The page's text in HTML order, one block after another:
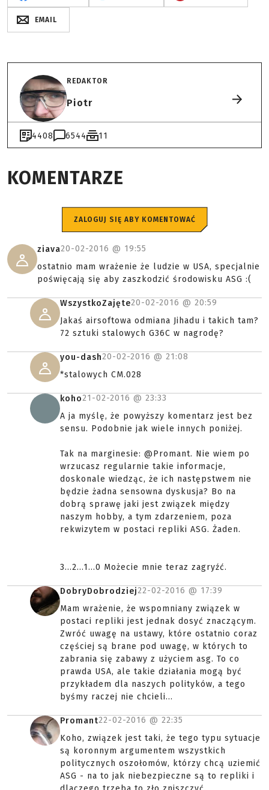
EMAIL
REDAKTOR
Piotr
4408 6544 11
KOMENTARZE
ZALOGUJ SIĘ ABY KOMENTOWAĆ
ziava20-02-2016 @ 19:55
ostatnio mam wrażenie że ludzie w USA, specjalnie
poświęcają się aby zaszkodzić środowisku ASG :(
WszystkoZajęte20-02-2016 @ 20:59
Jakaś airsoftowa odmiana Jihadu i takich tam?
72 sztuki stalowych G36C w nagrodę?
you-dash20-02-2016 @ 21:08
*stalowych CM.028
koho21-02-2016 @ 23:33
A ja myślę, że powyższy komentarz jest bez
sensu. Podobnie jak wiele innych poniżej.
Tak na marginesie: @Promant. Nie wiem po
wrzucasz regularnie takie informacje,
doskonale wiedząc, że ich następstwem nie
będzie żadna sensowna dyskusja? Bo na
dobrą sprawę jaki jest związek między
naszym hobby, a tym zdarzeniem, poza
rekwizytem w postaci repliki ASG. Żaden.
3...2...1...0 Możecie mnie teraz zagryźć.
DobryDobrodziej22-02-2016 @ 17:39
Mam wrażenie, że wspomniany związek w
postaci repliki jest jednak dosyć znaczącym.
Zwróć uwagę na ustawy, które ostatnio coraz
częściej są brane pod uwagę, w których to
zabrania się zabawy z użyciem asg. To co
prawda USA, ale takie działania mogą być
przykładem dla naszych polityków, a tego
byśmy raczej nie chcieli...
Promant22-02-2016 @ 22:35
Koho, związek jest taki, że tego typu sytuacje
są koronnym argumentem wszystkich
politycznych oszołomów, którzy chcą uziemić
ASG - na to jak niebezpieczne są to repliki i